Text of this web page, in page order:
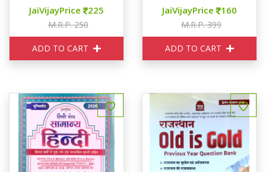
JaiVijayPrice 225
M.R.P. 250
ADD TO CART
JaiVijayPrice 160
M.R.P. 399
ADD TO CART